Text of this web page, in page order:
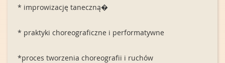
* improwizację taneczną�
* praktyki choreograficzne i performatywne
*proces tworzenia choreografii i ruchów